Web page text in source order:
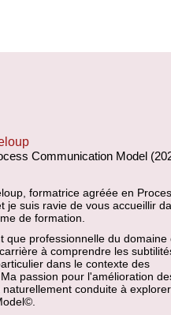
Communication Model
formatrice agréée en
je suis ravie de vous accueillir
de formation.
que professionnelle du domaine
à comprendre les
dans le contexte des
passion pour l'amélioration
conduite à